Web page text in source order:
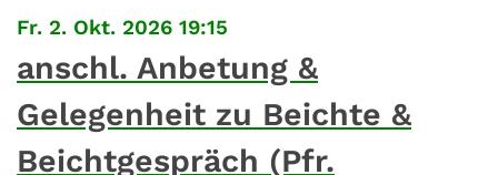
Fr. 2. Okt. 2026 19:15
anschl. Anbetung &
Gelegenheit zu Beichte &
Beichtgespräch (Pfr.